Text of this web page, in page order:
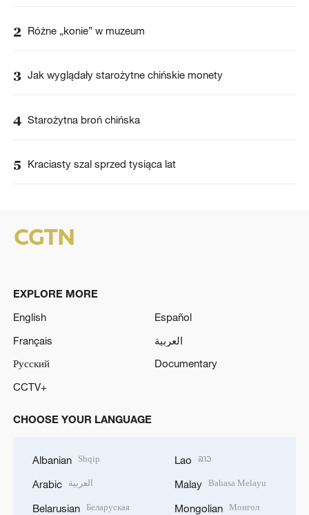
2 Różne „konie” w muzeum
3 Jak wyglądały starożytne chińskie monety
4 Starożytna broń chińska
5 Kraciasty szal sprzed tysiąca lat
EXPLORE MORE
English
Español
Français
العربية
Русский
Documentary
CCTV+
CHOOSE YOUR LANGUAGE
Albanian Shqip
Arabic العربية
Belarusian Беларуская
Lao ລາວ
Malay Bahasa Melayu
Mongolian Монгол